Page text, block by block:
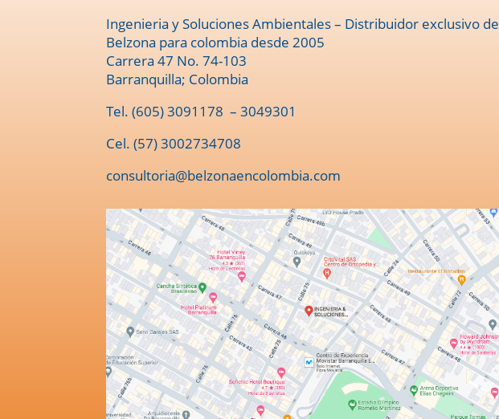
Ingenieria y Soluciones Ambientales – Distribuidor exclusivo de
Belzona para colombia desde 2005
Carrera 47 No. 74-103
Barranquilla; Colombia
Tel. (605) 3091178 – 3049301
Cel. (57) 3002734708
consultoria@belzonaencolombia.com